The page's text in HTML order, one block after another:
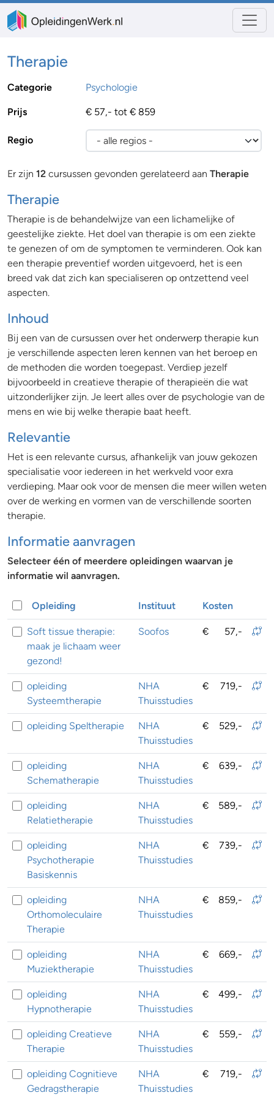
Therapie
Categorie Psychologie
Prijs € 57,- tot € 859
Regio
Er zijn 12 cursussen gevonden gerelateerd aan Therapie
Therapie
Therapie is de behandelwijze van een lichamelijke of
geestelijke ziekte. Het doel van therapie is om een ziekte
te genezen of om de symptomen te verminderen. Ook kan
een therapie preventief worden uitgevoerd, het is een
breed vak dat zich kan specialiseren op ontzettend veel
aspecten.
Inhoud
Bij een van de cursussen over het onderwerp therapie kun
je verschillende aspecten leren kennen van het beroep en
de methoden die worden toegepast. Verdiep jezelf
bijvoorbeeld in creatieve therapie of therapieën die wat
uitzonderlijker zijn. Je leert alles over de psychologie van de
mens en wie bij welke therapie baat heeft.
Relevantie
Het is een relevante cursus, afhankelijk van jouw gekozen
specialisatie voor iedereen in het werkveld voor exra
verdieping. Maar ook voor de mensen die meer willen weten
over de werking en vormen van de verschillende soorten
therapie.
Informatie aanvragen
Selecteer één of meerdere opleidingen waarvan je
informatie wil aanvragen.
Opleiding Instituut Kosten
Soft tissue therapie:
maak je lichaam weer
gezond!
Soofos € 57,-
opleiding
Systeemtherapie
NHA
Thuisstudies
€ 719,-
opleiding Speltherapie
NHA
Thuisstudies
€ 529,-
opleiding
Schematherapie
NHA
Thuisstudies
€ 639,-
opleiding
Relatietherapie
NHA
Thuisstudies
€ 589,-
opleiding
Psychotherapie
Basiskennis
NHA
Thuisstudies
€ 739,-
opleiding
Orthomoleculaire
Therapie
NHA
Thuisstudies
€ 859,-
opleiding
Muziektherapie
NHA
Thuisstudies
€ 669,-
opleiding
Hypnotherapie
NHA
Thuisstudies
€ 499,-
opleiding Creatieve
Therapie
NHA
Thuisstudies
€ 559,-
opleiding Cognitieve
Gedragstherapie
NHA
Thuisstudies
€ 719,-